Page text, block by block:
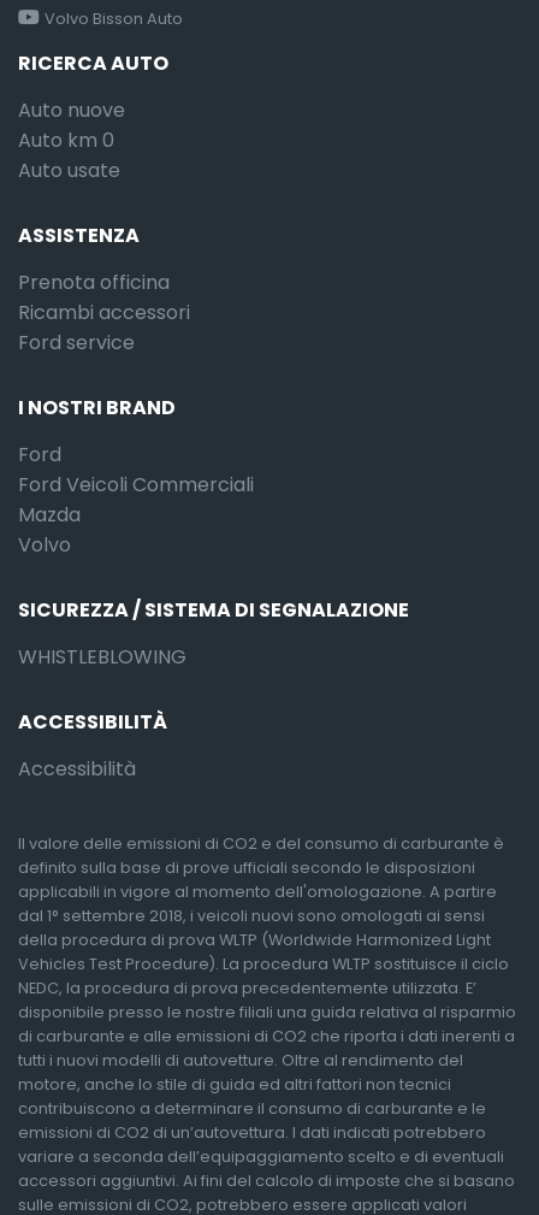
Volvo Bisson Auto
RICERCA AUTO
Auto nuove
Auto km 0
Auto usate
ASSISTENZA
Prenota officina
Ricambi accessori
Ford service
I NOSTRI BRAND
Ford
Ford Veicoli Commerciali
Mazda
Volvo
SICUREZZA / SISTEMA DI SEGNALAZIONE
WHISTLEBLOWING
ACCESSIBILITÀ
Accessibilità
Il valore delle emissioni di CO2 e del consumo di carburante è
definito sulla base di prove ufficiali secondo le disposizioni
applicabili in vigore al momento dell'omologazione. A partire
dal 1° settembre 2018, i veicoli nuovi sono omologati ai sensi
della procedura di prova WLTP (Worldwide Harmonized Light
Vehicles Test Procedure). La procedura WLTP sostituisce il ciclo
NEDC, la procedura di prova precedentemente utilizzata. E’
disponibile presso le nostre filiali una guida relativa al risparmio
di carburante e alle emissioni di CO2 che riporta i dati inerenti a
tutti i nuovi modelli di autovetture. Oltre al rendimento del
motore, anche lo stile di guida ed altri fattori non tecnici
contribuiscono a determinare il consumo di carburante e le
emissioni di CO2 di un’autovettura. I dati indicati potrebbero
variare a seconda dell’equipaggiamento scelto e di eventuali
accessori aggiuntivi. Ai fini del calcolo di imposte che si basano
sulle emissioni di CO2, potrebbero essere applicati valori